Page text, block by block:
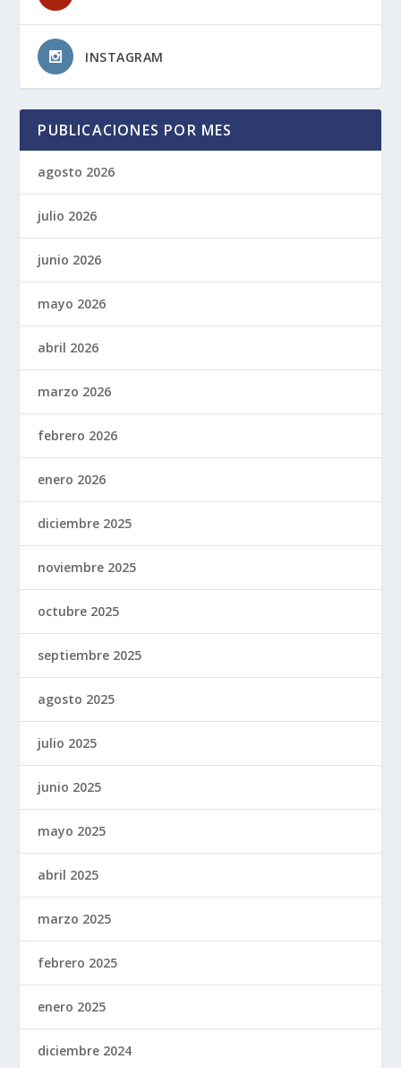
INSTAGRAM
PUBLICACIONES POR MES
agosto 2026
julio 2026
junio 2026
mayo 2026
abril 2026
marzo 2026
febrero 2026
enero 2026
diciembre 2025
noviembre 2025
octubre 2025
septiembre 2025
agosto 2025
julio 2025
junio 2025
mayo 2025
abril 2025
marzo 2025
febrero 2025
enero 2025
diciembre 2024